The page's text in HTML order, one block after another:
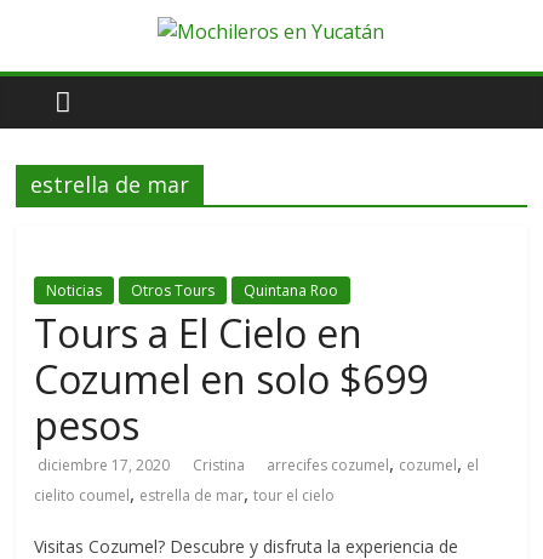
estrella de mar
Noticias Otros Tours Quintana Roo
Tours a El Cielo en
Cozumel en solo $699
pesos
diciembre 17, 2020 Cristina arrecifes cozumel, cozumel, el
cielito coumel, estrella de mar,tour el cielo
Visitas Cozumel? Descubre y disfruta la experiencia de